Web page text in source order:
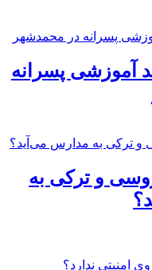
آموزشی پسرانه
و ترکی به